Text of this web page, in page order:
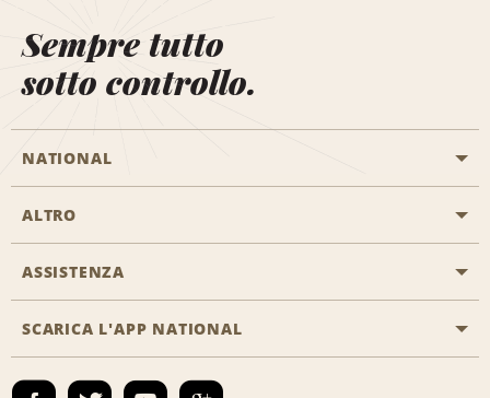
Sempre tutto
sotto controllo.
NATIONAL
Inizia una prenotazione
Programmi business
ALTRO
Offerte di lavoro
ASSISTENZA
Accessibilità
Contatti
SCARICA L'APP NATIONAL